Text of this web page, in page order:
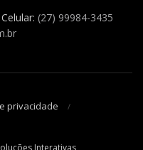
Celular: (27) 99984-3435
privacidade
Interativas